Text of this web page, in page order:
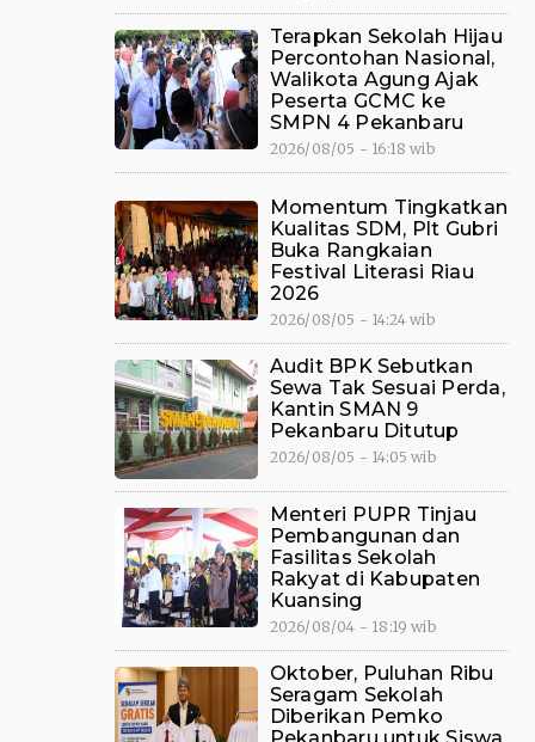
Terapkan Sekolah Hijau
Percontohan Nasional,
Walikota Agung Ajak
Peserta GCMC ke
SMPN 4 Pekanbaru
2026/08/05 - 16:18 wib
Momentum Tingkatkan
Kualitas SDM, Plt Gubri
Buka Rangkaian
Festival Literasi Riau
2026
2026/08/05 - 14:24 wib
Audit BPK Sebutkan
Sewa Tak Sesuai Perda,
Kantin SMAN 9
Pekanbaru Ditutup
2026/08/05 - 14:05 wib
Menteri PUPR Tinjau
Pembangunan dan
Fasilitas Sekolah
Rakyat di Kabupaten
Kuansing
2026/08/04 - 18:19 wib
Oktober, Puluhan Ribu
Seragam Sekolah
Diberikan Pemko